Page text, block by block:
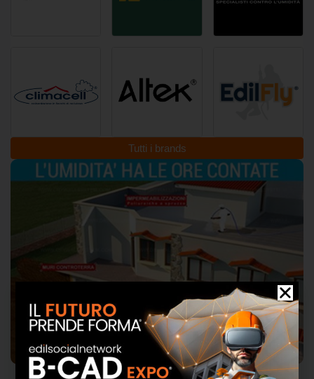
gli attuali […]
Federica Seregniha pubblicato un nuovo
post.
un giorno fa
Tutti i brands